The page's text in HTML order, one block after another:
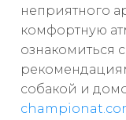
неприятного
комфортную
ознакомиться
собакой и